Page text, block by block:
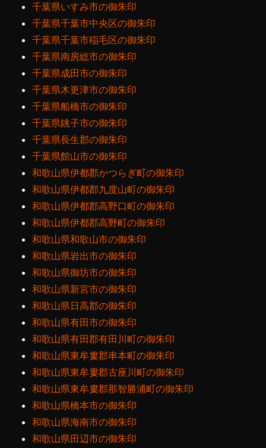
千葉県いすみ市の御朱印
千葉県千葉市中央区の御朱印
千葉県千葉市稲毛区の御朱印
千葉県南房総市の御朱印
千葉県成田市の御朱印
千葉県木更津市の御朱印
千葉県船橋市の御朱印
千葉県銚子市の御朱印
千葉県長生郡の御朱印
千葉県館山市の御朱印
和歌山県伊都郡かつらぎ町の御朱印
和歌山県伊都郡九度山町の御朱印
和歌山県伊都郡高野口町の御朱印
和歌山県伊都郡高野町の御朱印
和歌山県和歌山市の御朱印
和歌山県岩出市の御朱印
和歌山県御坊市の御朱印
和歌山県新宮市の御朱印
和歌山県日高郡の御朱印
和歌山県有田市の御朱印
和歌山県有田郡有田川町の御朱印
和歌山県東牟婁郡串本町の御朱印
和歌山県東牟婁郡古座川町の御朱印
和歌山県東牟婁郡那智勝浦町の御朱印
和歌山県橋本市の御朱印
和歌山県海南市の御朱印
和歌山県田辺市の御朱印